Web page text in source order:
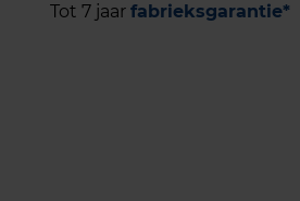
Tot 7 jaar fabrieksgarantie*